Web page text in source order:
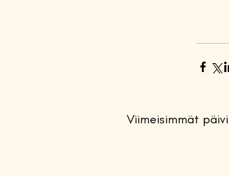
Viimeisimmät